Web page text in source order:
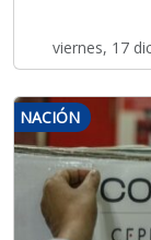
viernes, 17
NACIÓN